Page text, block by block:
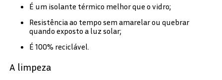
É um isolante térmico melhor que o vidro;
Resistência ao tempo sem amarelar ou quebrar
quando exposto a luz solar;
É 100% reciclável.
A limpeza